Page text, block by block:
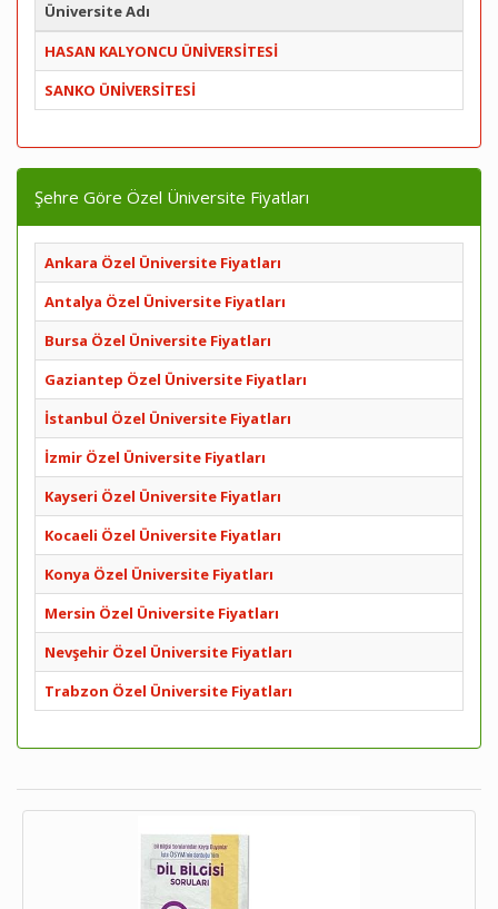
Üniversite Adı
HASAN KALYONCU ÜNİVERSİTESİ
SANKO ÜNİVERSİTESİ
Şehre Göre Özel Üniversite Fiyatları
Ankara Özel Üniversite Fiyatları
Antalya Özel Üniversite Fiyatları
Bursa Özel Üniversite Fiyatları
Gaziantep Özel Üniversite Fiyatları
İstanbul Özel Üniversite Fiyatları
İzmir Özel Üniversite Fiyatları
Kayseri Özel Üniversite Fiyatları
Kocaeli Özel Üniversite Fiyatları
Konya Özel Üniversite Fiyatları
Mersin Özel Üniversite Fiyatları
Nevşehir Özel Üniversite Fiyatları
Trabzon Özel Üniversite Fiyatları